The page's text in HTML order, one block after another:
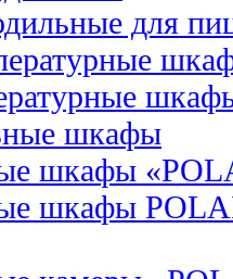
для
шкафы
шкафы
шкафы